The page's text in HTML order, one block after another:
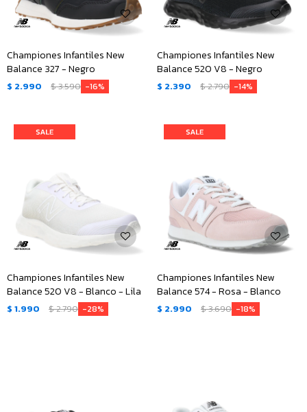
Championes Infantiles New
Balance 327 - Negro
$ 2.990 $3.590 16
Championes Infantiles New
Balance 520 V8 - Negro
$ 2.390 $2.790 14
Championes Infantiles New
Balance 520 V8 - Blanco - Lila
$ 1.990 $2.790 28
Championes Infantiles New
Balance 574 - Rosa - Blanco
$ 2.990 $3.690 18